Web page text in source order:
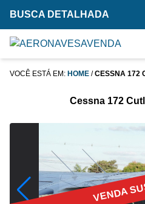
BUSCA DETALHADA
VOCÊ ESTÁ EM: HOME /CESSNA 172
Cessna 172
VENDA